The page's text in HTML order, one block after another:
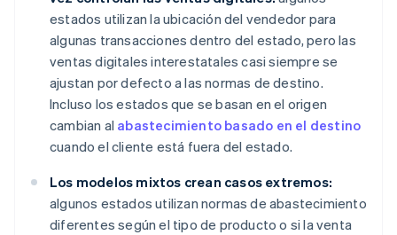
estados utilizan la ubicación del vendedor para
algunas transacciones dentro del estado, pero las
ventas digitales interestatales casi siempre se
ajustan por defecto a las normas de destino.
Incluso los estados que se basan en el origen
cambian al abastecimiento basado en el destino
cuando el cliente está fuera del estado.
Los modelos mixtos crean casos extremos:
algunos estados utilizan normas de abastecimiento
diferentes según el tipo de producto o si la venta